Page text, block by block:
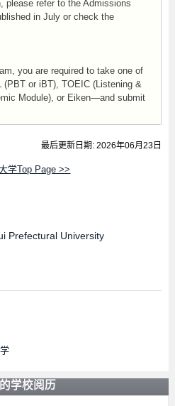
please refer to the Admissions
in July or check the
you are required to take one of
or iBT), TOEIC (Listening &
Module), or Eiken—and submit
最后更新日期: 2026年06月23日
学Top Page >>
Prefectural University
学校阅历